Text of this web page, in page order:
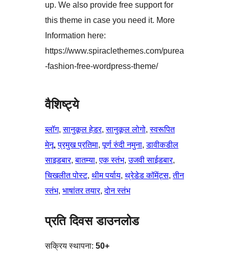
up. We also provide free support for
this theme in case you need it. More
Information here:
https://www.spiraclethemes.com/purea
-fashion-free-wordpress-theme/
वैशिष्ट्ये
ब्लॉग, सानुकूल हेडर, सानुकूल लोगो, स्वरूपित
मेनू, प्रमुख प्रतिमा, पूर्ण रुंदी नमुना, डावीकडील
साइडबार, बातम्या, एक स्तंभ, उजवी साईडबार
चिखलीत पोस्ट, थीम पर्याय, थ्रेडेड कॉमेंट्स, तीन
स्तंभ, भाषांतर तयार, दोन स्तंभ
प्रति दिवस डाउनलोड
सक्रिय स्थापना: 50+